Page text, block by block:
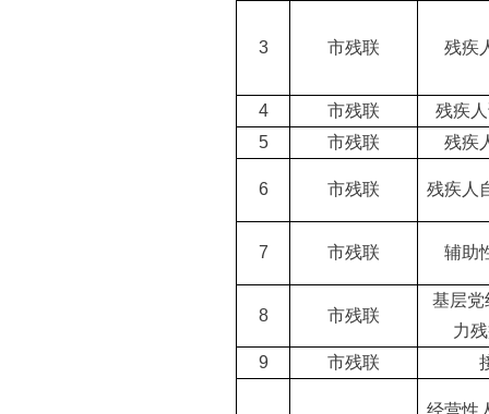
3 市残联 残疾
4 市残联
残疾
5
市残联 残疾
6 市残联 残疾人
7 市残联 辅助
8 市残联
基层党
力
9
市残联
经营性